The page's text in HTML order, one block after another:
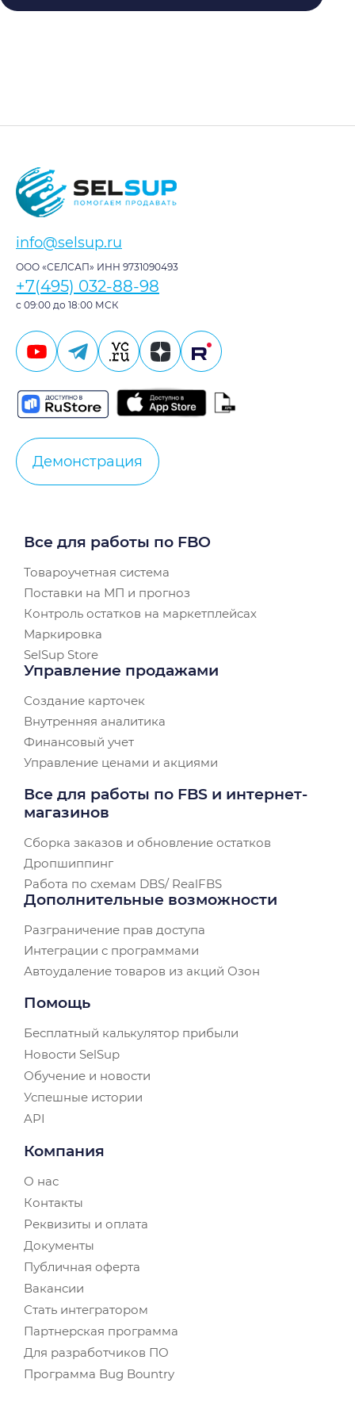
info@selsup.ru
ООО «СЕЛСАП» ИНН 9731090493
+7(495) 032-88-98
с 09:00 до 18:00 МСК
Демонстрация
Все для работы по FBO
Товароучетная система
Поставки на МП и прогноз
Контроль остатков на маркетплейсах
Маркировка
SelSup Store
Управление продажами
Создание карточек
Внутренняя аналитика
Финансовый учет
Управление ценами и акциями
Все для работы по FBS и интернет-
магазинов
Сборка заказов и обновление остатков
Дропшиппинг
Работа по схемам DBS/ RealFBS
Дополнительные возможности
Разграничение прав доступа
Интеграции с программами
Автоудаление товаров из акций Озон
Помощь
Бесплатный калькулятор прибыли
Новости SelSup
Обучение и новости
Успешные истории
API
Компания
О нас
Контакты
Реквизиты и оплата
Документы
Публичная оферта
Вакансии
Стать интегратором
Партнерская программа
Для разработчиков ПО
Программа Bug Bountry